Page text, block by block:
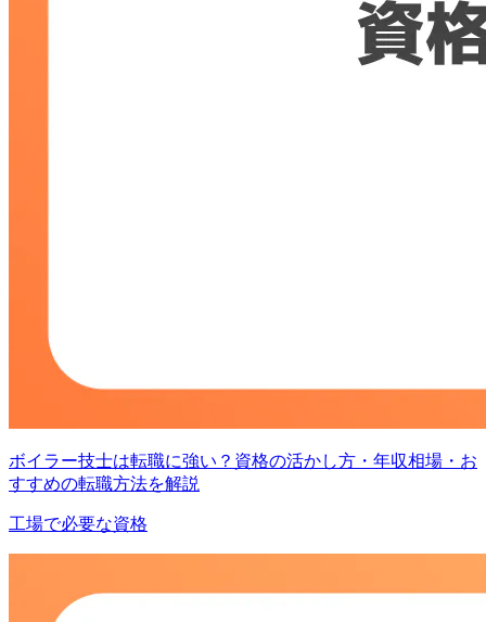
ボイラー技士は転職に強い？資格の活かし方・年収相場・お
すすめの転職方法を解説
工場で必要な資格